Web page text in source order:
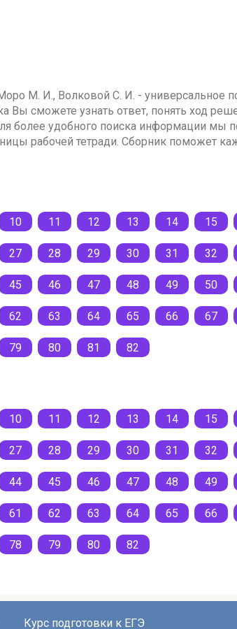
М. И., Волковой С. И. - универсальное
сможете узнать ответ, понять ход
более удобного поиска информации мы
рабочей тетради. Сборник поможет
10 11 12 13 14 15
27 28 29 30 31 32
45 46 47 48 49 50
62 63 64 65 66 67
79 80 81 82
10 11 12 13 14 15
27 28 29 30 31 32
44 45 46 47 48 49
61 62 63 64 65 66
78 79 80 82
Курс подготовки к ЕГЭ